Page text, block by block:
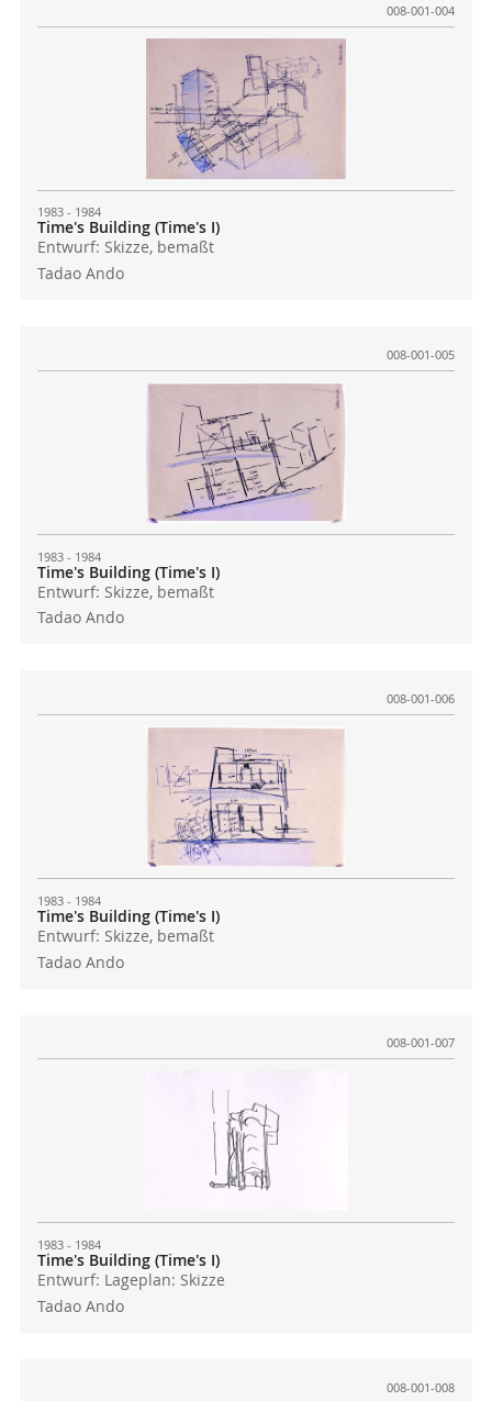
008-001-004
1983 - 1984
Time's Building (Time's I)
Entwurf: Skizze, bemaßt
Tadao Ando
008-001-005
1983 - 1984
Time's Building (Time's I)
Entwurf: Skizze, bemaßt
Tadao Ando
008-001-006
1983 - 1984
Time's Building (Time's I)
Entwurf: Skizze, bemaßt
Tadao Ando
008-001-007
1983 - 1984
Time's Building (Time's I)
Entwurf: Lageplan: Skizze
Tadao Ando
008-001-008